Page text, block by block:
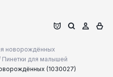
новорождённых
для малышей
(1030027)